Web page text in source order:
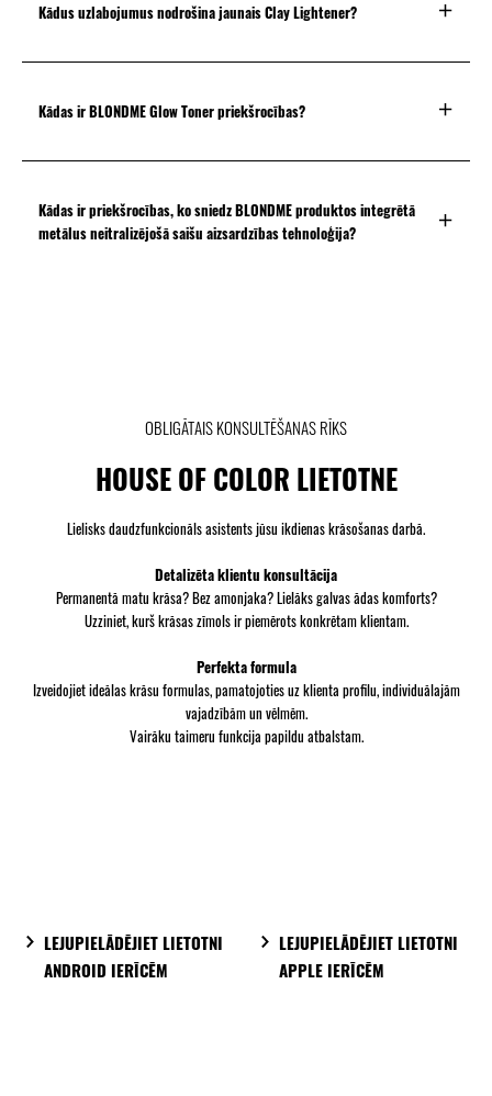
Kādus uzlabojumus nodrošina jaunais Clay Lightener?
Kādas ir BLONDME Glow Toner priekšrocības?
Kādas ir priekšrocības, ko sniedz BLONDME produktos integrētā
metālus neitralizējošā saišu aizsardzības tehnoloģija?
OBLIGĀTAIS KONSULTĒŠANAS RĪKS
HOUSE OF COLOR LIETOTNE
Lielisks daudzfunkcionāls asistents jūsu ikdienas krāsošanas darbā.
Detalizēta klientu konsultācija
Permanentā matu krāsa? Bez amonjaka? Lielāks galvas ādas komforts?
Uzziniet, kurš krāsas zīmols ir piemērots konkrētam klientam.
Perfekta formula
Izveidojiet ideālas krāsu formulas, pamatojoties uz klienta profilu, individuālajām
vajadzībām un vēlmēm.
Vairāku taimeru funkcija papildu atbalstam.
LEJUPIELĀDĒJIET LIETOTNI
ANDROID IERĪCĒM
LEJUPIELĀDĒJIET LIETOTNI
APPLE IERĪCĒM